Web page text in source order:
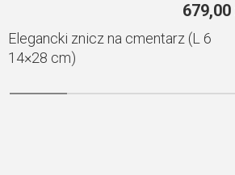
679,00
Elegancki znicz na cmentarz (L 6
14×28 cm)